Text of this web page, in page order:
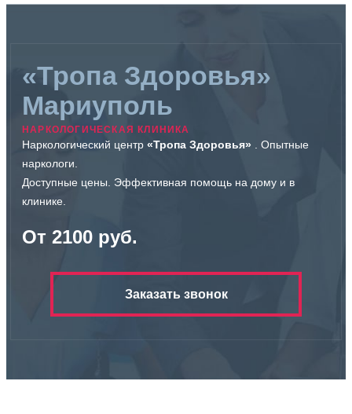
«Тропа Здоровья»
Мариуполь
НАРКОЛОГИЧЕСКАЯ КЛИНИКА
Наркологический центр «Тропа Здоровья»
. Опытные
наркологи.
Доступные цены. Эффективная помощь на дому и в
клинике.
От 2100 руб.
Заказать звонок